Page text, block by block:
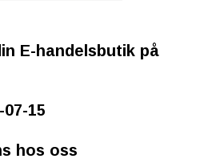
E-handelsbutik på
15
hos oss